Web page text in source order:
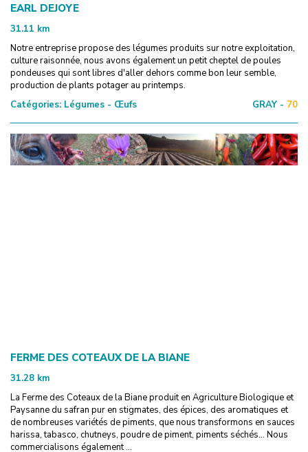
EARL DEJOYE
31.11 km
Notre entreprise propose des légumes produits sur notre exploitation,
culture raisonnée, nous avons également un petit cheptel de poules
pondeuses qui sont libres d'aller dehors comme bon leur semble,
production de plants potager au printemps.
Catégories: Légumes - Œufs GRAY - 70
FERME DES COTEAUX DE LA BIANE
31.28 km
La Ferme des Coteaux de la Biane produit en Agriculture Biologique et
Paysanne du safran pur en stigmates, des épices, des aromatiques et
de nombreuses variétés de piments, que nous transformons en sauces
harissa, tabasco, chutneys, poudre de piment, piments séchés... Nous
commercialisons également ...